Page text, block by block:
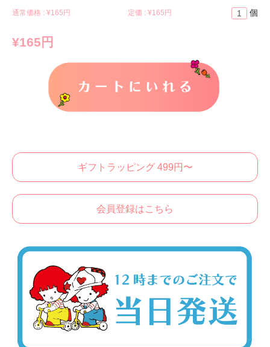
通常価格 : ¥165円 定価 : ¥165円
¥165円
個
カートに入れる
ギフトラッピング 499円〜
会員登録はこちら